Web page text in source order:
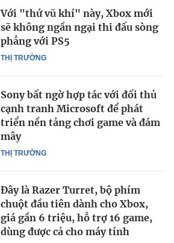
THỊ TRƯỜNG
Với "thứ vũ khí" này, Xbox mới
sẽ không ngần ngại thi đấu sòng
phẳng với PS5
THỊ TRƯỜNG
Sony bất ngờ hợp tác với đối thủ
cạnh tranh Microsoft để phát
triển nền tảng chơi game và đám
mây
Đây là Razer Turret, bộ phím
chuột đầu tiên dành cho Xbox,
giá gần 6 triệu, hỗ trợ 16 game,
dùng được cả cho máy tính